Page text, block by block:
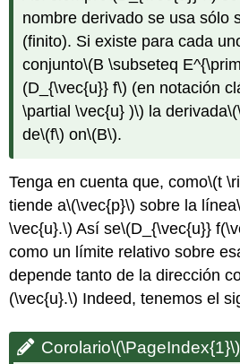
nombre derivado se usa sólo
(finito). Si existe para cada
conjunto\(B \subseteq
(D_{\vec{u}} f\) (en notación
\partial \vec{u} )\) la derivada
de\(f\) on\(B\).
Tenga en cuenta que, como\(t
tiende a\(\vec{p}\) sobre la línea
\vec{u}.\) Así se\(D_{\vec{u}}
como un límite relativo sobre
depende tanto de la dirección
(\vec{u}.\) Indeed, tenemos el
Corolario\(\PageIndex{1}\)